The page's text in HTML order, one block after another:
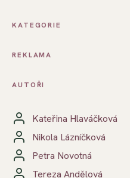
KATEGORIE
REKLAMA
AUTOŘI
Kateřina Hlaváčková
Nikola Lázníčková
Petra Novotná
Tereza Andělová